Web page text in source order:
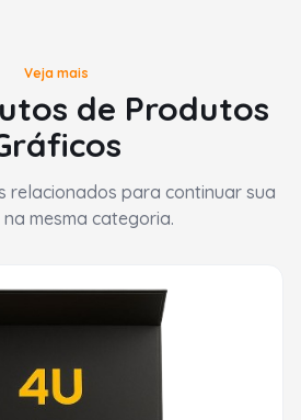
Veja mais
de Produtos
relacionados para continuar sua
mesma categoria.